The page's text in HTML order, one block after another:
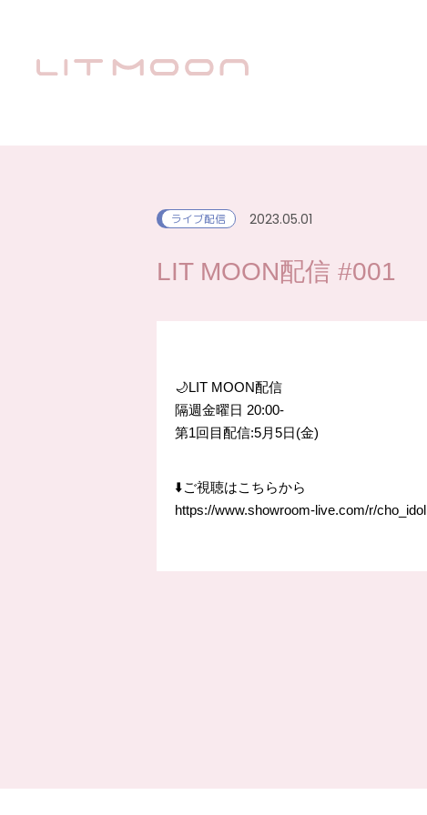
ライブ配信 2023.05.01
LIT MOON配信 #001
🌙LIT MOON配信
隔週金曜日 20:00-
第1回目配信:5月5日(金)
⬇️ご視聴はこちらから
https://www.showroom-live.com/r/cho_idol